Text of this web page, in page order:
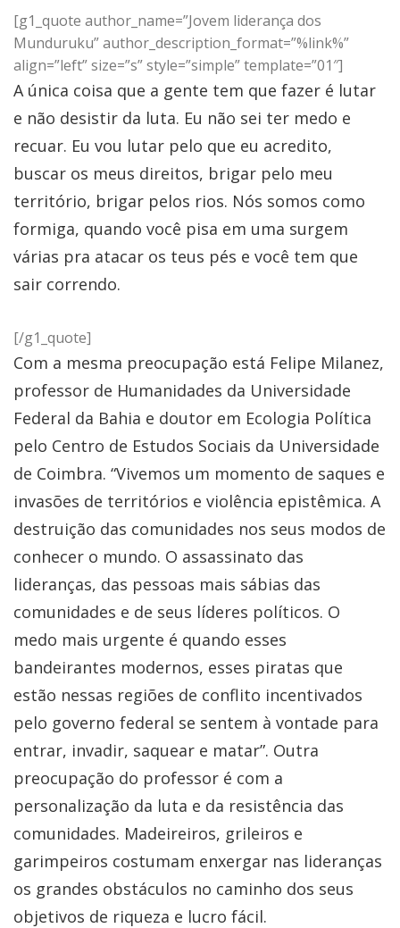
[g1_quote author_name=”Jovem liderança dos
Munduruku” author_description_format=”%link%”
align=”left” size=”s” style=”simple” template=”01″]
A única coisa que a gente tem que fazer é lutar
e não desistir da luta. Eu não sei ter medo e
recuar. Eu vou lutar pelo que eu acredito,
buscar os meus direitos, brigar pelo meu
território, brigar pelos rios. Nós somos como
formiga, quando você pisa em uma surgem
várias pra atacar os teus pés e você tem que
sair correndo.
[/g1_quote]
Com a mesma preocupação está Felipe Milanez,
professor de Humanidades da Universidade
Federal da Bahia e doutor em Ecologia Política
pelo Centro de Estudos Sociais da Universidade
de Coimbra. “Vivemos um momento de saques e
invasões de territórios e violência epistêmica. A
destruição das comunidades nos seus modos de
conhecer o mundo. O assassinato das
lideranças, das pessoas mais sábias das
comunidades e de seus líderes políticos. O
medo mais urgente é quando esses
bandeirantes modernos, esses piratas que
estão nessas regiões de conflito incentivados
pelo governo federal se sentem à vontade para
entrar, invadir, saquear e matar”. Outra
preocupação do professor é com a
personalização da luta e da resistência das
comunidades. Madeireiros, grileiros e
garimpeiros costumam enxergar nas lideranças
os grandes obstáculos no caminho dos seus
objetivos de riqueza e lucro fácil.